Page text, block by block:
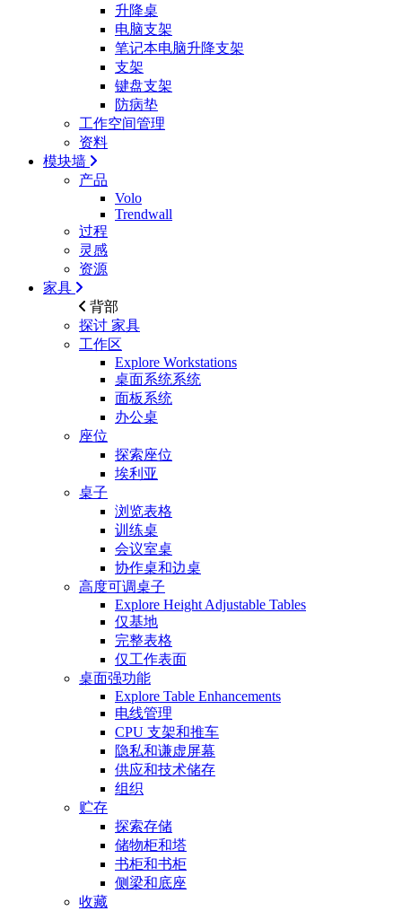
升降桌
电脑支架
笔记本电脑升降支架
支架
键盘支架
防病垫
工作空间管理
资料
模块墙
产品
Volo
Trendwall
过程
灵感
资源
家具
背部
探讨 家具
工作区
Explore Workstations
桌面系统系统
面板系统
办公桌
座位
探索座位
埃利亚
桌子
浏览表格
训练桌
会议室桌
协作桌和边桌
高度可调桌子
Explore Height Adjustable Tables
仅基地
完整表格
仅工作表面
桌面强功能
Explore Table Enhancements
电线管理
CPU 支架和推车
隐私和谦虚屏幕
供应和技术储存
组织
贮存
探索存储
储物柜和塔
书柜和书柜
侧梁和底座
收藏